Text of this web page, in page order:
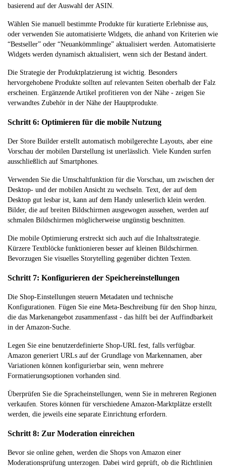
basierend auf der Auswahl der ASIN.
Wählen Sie manuell bestimmte Produkte für kuratierte Erlebnisse aus,
oder verwenden Sie automatisierte Widgets, die anhand von Kriterien wie
“Bestseller” oder “Neuankömmlinge” aktualisiert werden. Automatisierte
Widgets werden dynamisch aktualisiert, wenn sich der Bestand ändert.
Die Strategie der Produktplatzierung ist wichtig. Besonders
hervorgehobene Produkte sollten auf relevanten Seiten oberhalb der Falz
erscheinen. Ergänzende Artikel profitieren von der Nähe - zeigen Sie
verwandtes Zubehör in der Nähe der Hauptprodukte.
Schritt 6: Optimieren für die mobile Nutzung
Der Store Builder erstellt automatisch mobilgerechte Layouts, aber eine
Vorschau der mobilen Darstellung ist unerlässlich. Viele Kunden surfen
ausschließlich auf Smartphones.
Verwenden Sie die Umschaltfunktion für die Vorschau, um zwischen der
Desktop- und der mobilen Ansicht zu wechseln. Text, der auf dem
Desktop gut lesbar ist, kann auf dem Handy unleserlich klein werden.
Bilder, die auf breiten Bildschirmen ausgewogen aussehen, werden auf
schmalen Bildschirmen möglicherweise ungünstig beschnitten.
Die mobile Optimierung erstreckt sich auch auf die Inhaltsstrategie.
Kürzere Textblöcke funktionieren besser auf kleinen Bildschirmen.
Bevorzugen Sie visuelles Storytelling gegenüber dichten Texten.
Schritt 7: Konfigurieren der Speichereinstellungen
Die Shop-Einstellungen steuern Metadaten und technische
Konfigurationen. Fügen Sie eine Meta-Beschreibung für den Shop hinzu,
die das Markenangebot zusammenfasst - das hilft bei der Auffindbarkeit
in der Amazon-Suche.
Legen Sie eine benutzerdefinierte Shop-URL fest, falls verfügbar.
Amazon generiert URLs auf der Grundlage von Markennamen, aber
Variationen können konfigurierbar sein, wenn mehrere
Formatierungsoptionen vorhanden sind.
Überprüfen Sie die Spracheinstellungen, wenn Sie in mehreren Regionen
verkaufen. Stores können für verschiedene Amazon-Marktplätze erstellt
werden, die jeweils eine separate Einrichtung erfordern.
Schritt 8: Zur Moderation einreichen
Bevor sie online gehen, werden die Shops von Amazon einer
Moderationsprüfung unterzogen. Dabei wird geprüft, ob die Richtlinien